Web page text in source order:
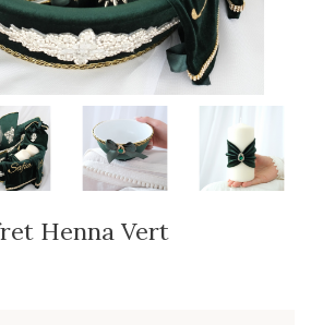
Henna Vert